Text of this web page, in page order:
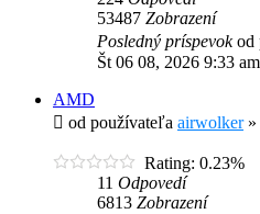
53487 Zobrazení
Posledný príspevokod
Št 06 08, 2026 9:33 am
AMD
od používateľa airwolker»
Rating: 0.23%
11 Odpovedí
6813 Zobrazení